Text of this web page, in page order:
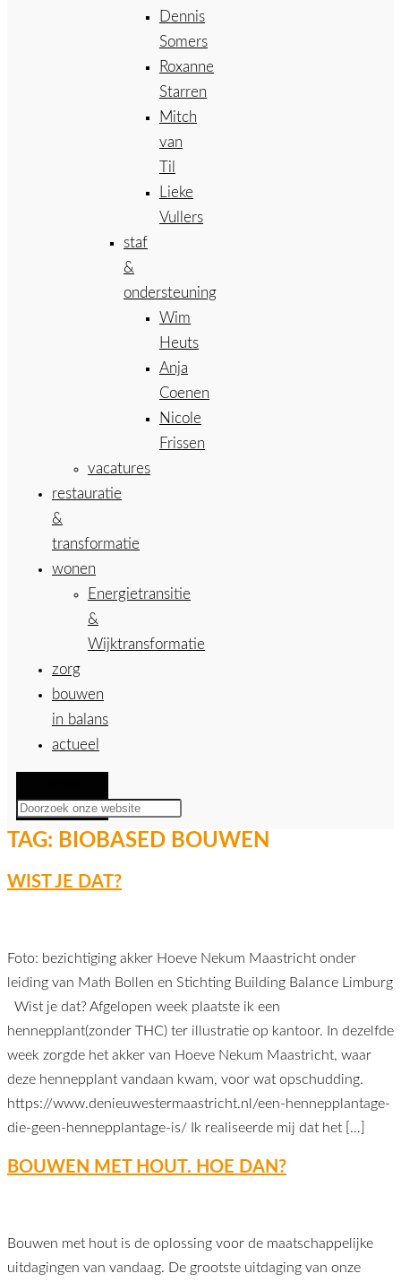
Dennis
Somers
Roxanne
Starren
Mitch
van
Til
Lieke
Vullers
staf
&
ondersteuning
Wim
Heuts
Anja
Coenen
Nicole
Frissen
vacatures
restauratie
&
transformatie
wonen
Energietransitie
&
Wijktransformatie
zorg
bouwen
in balans
actueel
TAG: BIOBASED BOUWEN
WIST JE DAT?
Foto: bezichtiging akker Hoeve Nekum Maastricht onder
leiding van Math Bollen en Stichting Building Balance Limburg
Wist je dat? Afgelopen week plaatste ik een
hennepplant(zonder THC) ter illustratie op kantoor. In dezelfde
week zorgde het akker van Hoeve Nekum Maastricht, waar
deze hennepplant vandaan kwam, voor wat opschudding.
https://www.denieuwestermaastricht.nl/een-hennepplantage-
die-geen-hennepplantage-is/ Ik realiseerde mij dat het […]
BOUWEN MET HOUT. HOE DAN?
Bouwen met hout is de oplossing voor de maatschappelijke
uitdagingen van vandaag. De grootste uitdaging van onze